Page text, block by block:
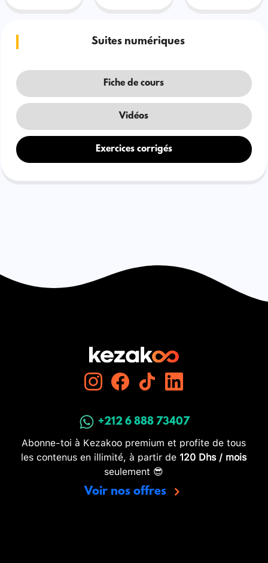
Suites numériques
Fiche de cours
Vidéos
Exercices corrigés
+212 6 888 73407
Abonne-toi à Kezakoo premium et profite de tous
les contenus en illimité, à partir de 120 Dhs / mois
seulement 😎
Voir nos offres